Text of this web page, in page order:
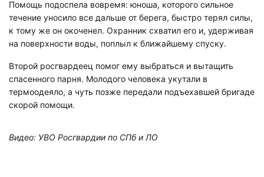
Помощь подоспела вовремя: юноша, которого сильное
течение уносило все дальше от берега, быстро терял силы,
к тому же он окоченел. Охранник схватил его и, удерживая
на поверхности воды, поплыл к ближайшему спуску.
Второй росгвардеец помог ему выбраться и вытащить
спасенного парня. Молодого человека укутали в
термоодеяло, а чуть позже передали подъехавшей бригаде
скорой помощи.
Видео: УВО Росгвардии по СПб и ЛО